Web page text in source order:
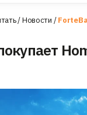
/Новости /